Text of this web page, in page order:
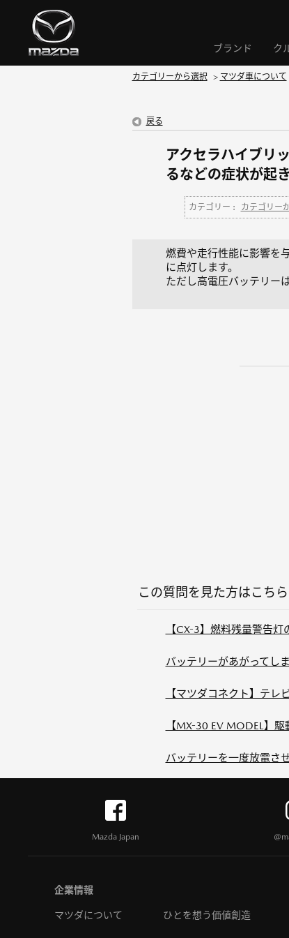
ブランド ク
カテゴリーから選択 > マツダ車について
戻る
アクセラハイブリ
るなどの症状が起
カテゴリー : カテゴリー
燃費や走行性能に影響を
に点灯します。
ただし高電圧バッテリー
この質問を見た方はこち
【CX-3】燃料残量警告
バッテリーがあがってし
【マツダコネクト】テレ
【MX-30 EV MODEL】
バッテリーを一度放電さ
Mazda Japan
企業情報
マツダについて ひとを想う価値創造